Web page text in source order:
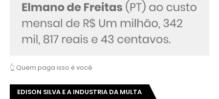
👆 Quem paga isso é você
EDISON SILVA E A INDUSTRIA DA MULTA